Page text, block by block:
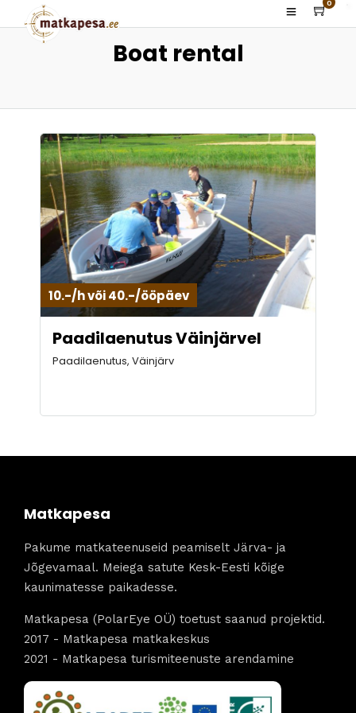
0
Boat rental
10.-/h või 40.-/ööpäev
Paadilaenutus Väinjärvel
Paadilaenutus, Väinjärv
Matkapesa
Pakume matkateenuseid peamiselt Järva- ja
Jõgevamaal. Meiega satute Kesk-Eesti kõige
kaunimatesse paikadesse.
Matkapesa (PolarEye OÜ) toetust saanud projektid.
2017 - Matkapesa matkakeskus
2021 - Matkapesa turismiteenuste arendamine